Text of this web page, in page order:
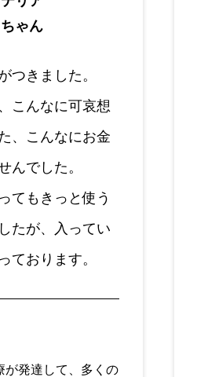
ゃん
つきました。
こんなに可哀想
、こんなにお金
んでした。
てもきっと使う
たが、入ってい
ております。
が発達して、多くの